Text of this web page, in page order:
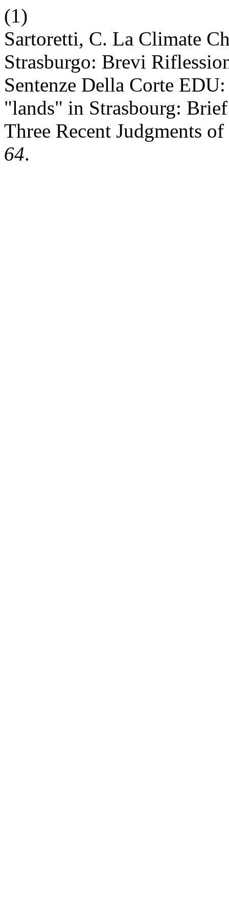
(1)
Sartoretti, C. La Climate
Strasburgo: Brevi
Sentenze Della Corte
"lands" in Strasbourg:
Three Recent Judgments
64.